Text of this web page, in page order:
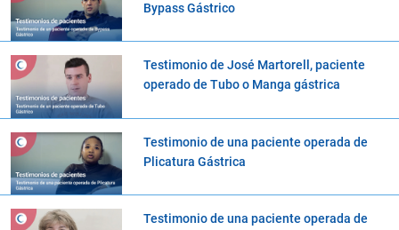
Bypass Gástrico
Testimonio de José Martorell, paciente
operado de Tubo o Manga gástrica
Testimonio de una paciente operada de
Plicatura Gástrica
Testimonio de una paciente operada de